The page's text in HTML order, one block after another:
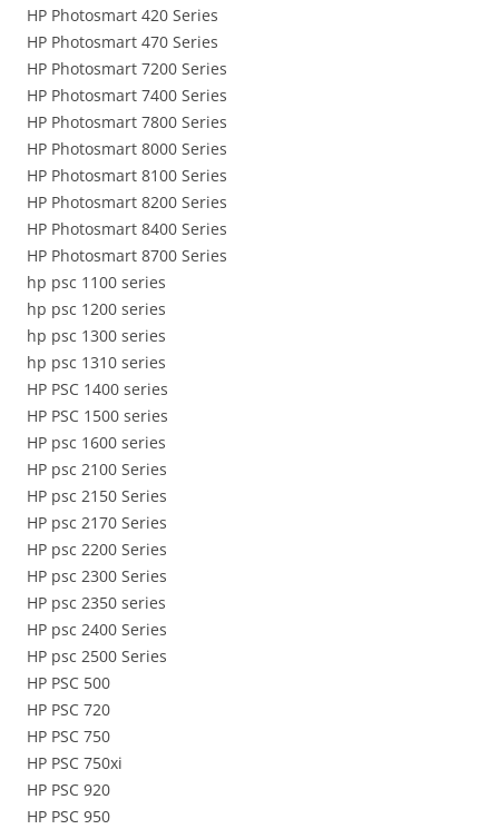
HP Photosmart 420 Series
HP Photosmart 470 Series
HP Photosmart 7200 Series
HP Photosmart 7400 Series
HP Photosmart 7800 Series
HP Photosmart 8000 Series
HP Photosmart 8100 Series
HP Photosmart 8200 Series
HP Photosmart 8400 Series
HP Photosmart 8700 Series
hp psc 1100 series
hp psc 1200 series
hp psc 1300 series
hp psc 1310 series
HP PSC 1400 series
HP PSC 1500 series
HP psc 1600 series
HP psc 2100 Series
HP psc 2150 Series
HP psc 2170 Series
HP psc 2200 Series
HP psc 2300 Series
HP psc 2350 series
HP psc 2400 Series
HP psc 2500 Series
HP PSC 500
HP PSC 720
HP PSC 750
HP PSC 750xi
HP PSC 920
HP PSC 950